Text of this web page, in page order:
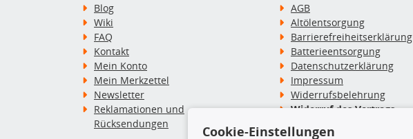
Blog
Wiki
FAQ
Kontakt
Mein Konto
Mein Merkzettel
Newsletter
Reklamationen und
Rücksendungen
AGB
Altölentsorgung
Barrierefreiheitserklärung
Batterieentsorgung
Datenschutzerklärung
Impressum
Widerrufsbelehrung
Widerruf des Vertrags
Zahlung & Versand
Cookie-Einstellungen